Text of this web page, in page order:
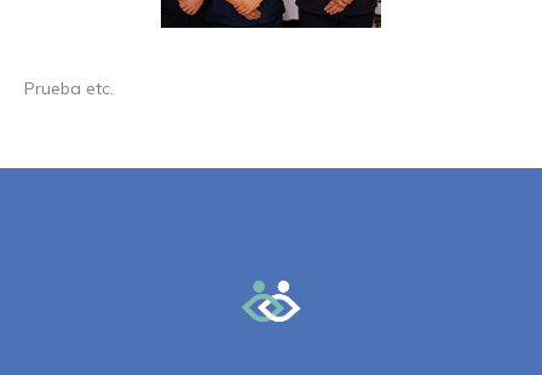
Prueba etc.